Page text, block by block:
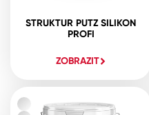
STRUKTUR PUTZ SILIKON
PROFI
ZOBRAZIT